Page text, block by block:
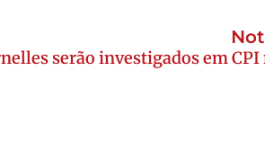
serão investigados em CPI